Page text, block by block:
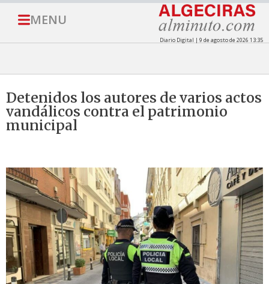
MENU
Diario Digital | 9 de agosto de 2026 13:35
Detenidos los autores de varios actos
vandálicos contra el patrimonio
municipal